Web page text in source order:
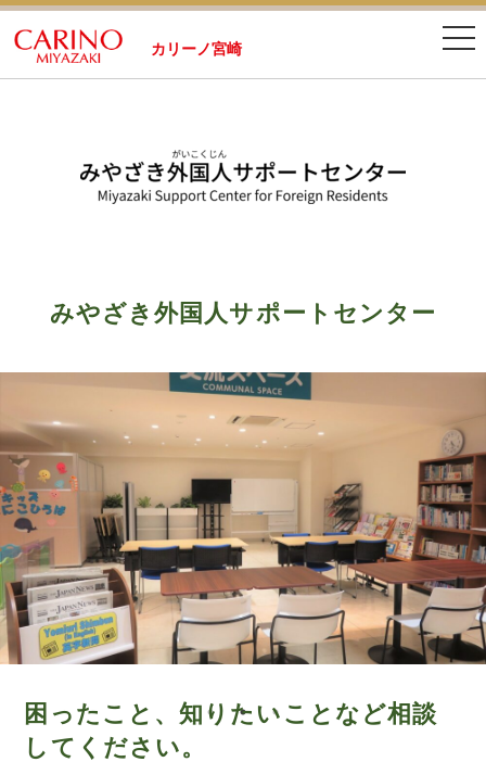
カリーノ宮崎
みやざき外国人サポートセンター
困ったこと、知りたいことなど相談
してください。